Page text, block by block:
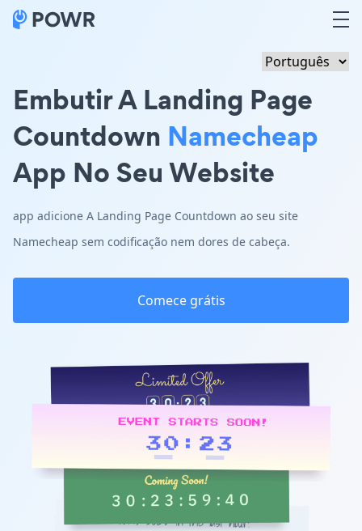
Embutir A Landing Page
Countdown Namecheap
App No Seu Website
app adicione A Landing Page Countdown ao seu site
Namecheap sem codificação nem dores de cabeça.
Comece grátis